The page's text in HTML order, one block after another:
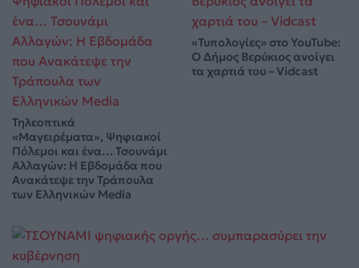
Τηλεοπτικά
«Μαγειρέματα», Ψηφιακοί
Πόλεμοι και ένα… Τσουνάμι
Αλλαγών: Η Εβδομάδα που
Ανακάτεψε την Τράπουλα
των Ελληνικών Media
«Τυπολογίες» στο YouTube:
Ο Δήμος Βερύκιος ανοίγει
τα χαρτιά του – Vidcast